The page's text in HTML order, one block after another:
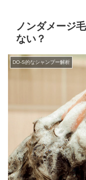
ノンダメージ
ない？
DO-S的なシャンプー解析